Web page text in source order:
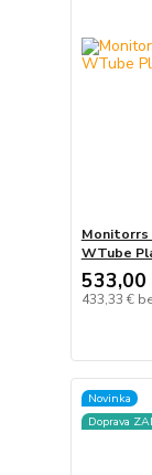
Monitorrs
WTube
533,00
433,33 €
Novinka
Doprava